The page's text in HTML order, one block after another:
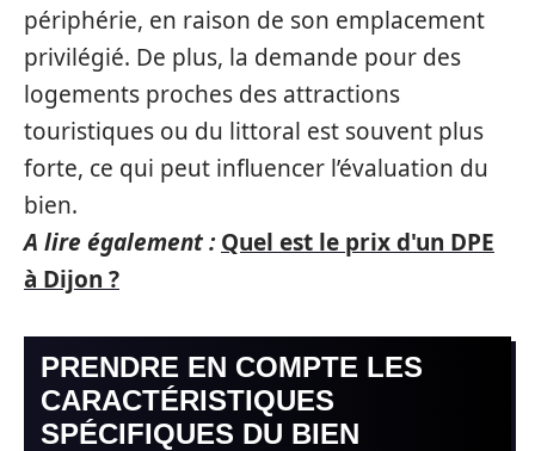
périphérie, en raison de son emplacement
privilégié. De plus, la demande pour des
logements proches des attractions
touristiques ou du littoral est souvent plus
forte, ce qui peut influencer l’évaluation du
bien.
A lire également : Quel est le prix d'un DPE
à Dijon ?
PRENDRE EN COMPTE LES
CARACTÉRISTIQUES
SPÉCIFIQUES DU BIEN